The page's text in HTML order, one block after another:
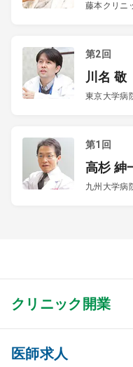
藤本クリニ
第2回
川名 敬
東京大学病
第1回
高杉 紳
九州大学病
クリニック開業
クリニック開業 TOP
医師求人